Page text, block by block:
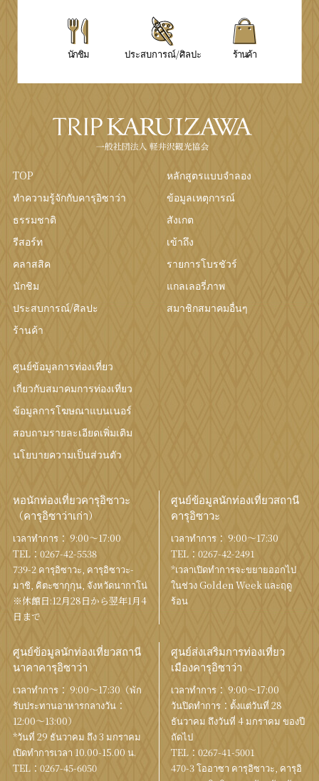
นักชิม ประสบการณ์/ศิลปะ ร้านค้า
TOP
ทำความรู้จักกับคารุอิซาว่า
ธรรมชาติ
รีสอร์ท
คลาสสิค
นักชิม
ประสบการณ์/ศิลปะ
ร้านค้า
หลักสูตรแบบจำลอง
ข้อมูลเหตุการณ์
สังเกต
เข้าถึง
รายการโบรชัวร์
แกลเลอรี่ภาพ
สมาชิกสมาคมอื่นๆ
ศูนย์ข้อมูลการท่องเที่ยว
เกี่ยวกับสมาคมการท่องเที่ยว
ข้อมูลการโฆษณาแบนเนอร์
สอบถามรายละเอียดเพิ่มเติม
นโยบายความเป็นส่วนตัว
หอนักท่องเที่ยวคารุอิซาวะ
（คารุอิซาว่าเก่า）
เวลาทำการ： 9:00〜17:00
TEL： 0267-42-5538
739-2 คารุอิซาวะ, คารุอิซาวะ-
มาชิ, คิตะซากุกุน, จังหวัดนากาโน่
※休館日:12月28日から翌年1月4
日まで
ศูนย์ข้อมูลนักท่องเที่ยวสถานี
คารุอิซาวะ
เวลาทำการ： 9:00〜17:30
TEL： 0267-42-2491
*เวลาเปิดทำการจะขยายออกไป
ในช่วง Golden Week และฤดู
ร้อน
ศูนย์ข้อมูลนักท่องเที่ยวสถานี
นาคาคารุอิซาว่า
เวลาทำการ： 9:00〜17:30（พัก
รับประทานอาหารกลางวัน：
12:00〜13:00）
*วันที่ 29 ธันวาคม ถึง 3 มกราคม
เปิดทำการเวลา 10.00-15.00 น.
TEL： 0267-45-6050
ศูนย์ส่งเสริมการท่องเที่ยว
เมืองคารุอิซาว่า
เวลาทำการ： 9:00〜17:00
วันปิดทำการ：ตั้งแต่วันที่ 28
ธันวาคม ถึงวันที่ 4 มกราคม ของปี
ถัดไป
TEL： 0267-41-5001
470-3 โออาซา คารุอิซาวะ, คารุอิ